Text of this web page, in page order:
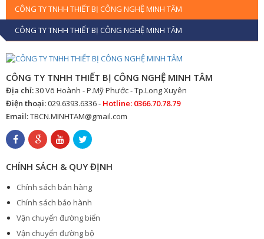
CÔNG TY TNHH THIẾT BỊ CÔNG NGHỆ MINH TÂM
CÔNG TY TNHH THIẾT BỊ CÔNG NGHỆ MINH TÂM
CÔNG TY TNHH THIẾT BỊ CÔNG NGHỆ MINH TÂM
Địa chỉ:30 Võ Hoành - P.Mỹ Phước - Tp.Long Xuyên
Điện thoại:029.6393.6336 - Hotline: 0366.70.78.79
Email:TBCN.MINHTAM@gmail.com
CHÍNH SÁCH & QUY ĐỊNH
Chính sách bán hàng
Chính sách bảo hành
Vận chuyển đường biển
Vận chuyển đường bộ